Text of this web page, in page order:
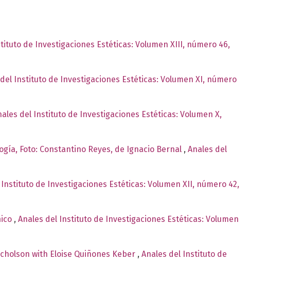
de Investigaciones Estéticas: Volumen XIII, número 46,
Instituto de Investigaciones Estéticas: Volumen XI, número
del Instituto de Investigaciones Estéticas: Volumen X,
Foto: Constantino Reyes, de Ignacio Bernal , Anales del
de Investigaciones Estéticas: Volumen XII, número 42,
, Anales del Instituto de Investigaciones Estéticas: Volumen
with Eloise Quiñones Keber , Anales del Instituto de